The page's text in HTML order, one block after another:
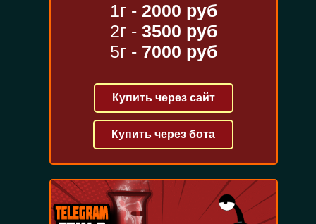
1г - 2000 руб
2г - 3500 руб
5г - 7000 руб
Купить через сайт
Купить через бота